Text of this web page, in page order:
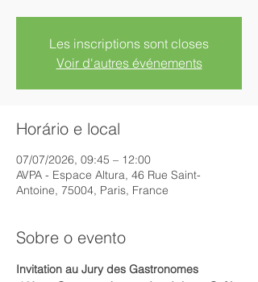
Les inscriptions sont closes
Voir d'autres événements
Horário e local
07/07/2026, 09:45 – 12:00
AVPA - Espace Altura, 46 Rue Saint-
Antoine, 75004, Paris, France
Sobre o evento
Invitation au Jury des Gastronomes